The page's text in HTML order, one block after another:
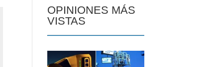
OPINIONES MÁS
VISTAS